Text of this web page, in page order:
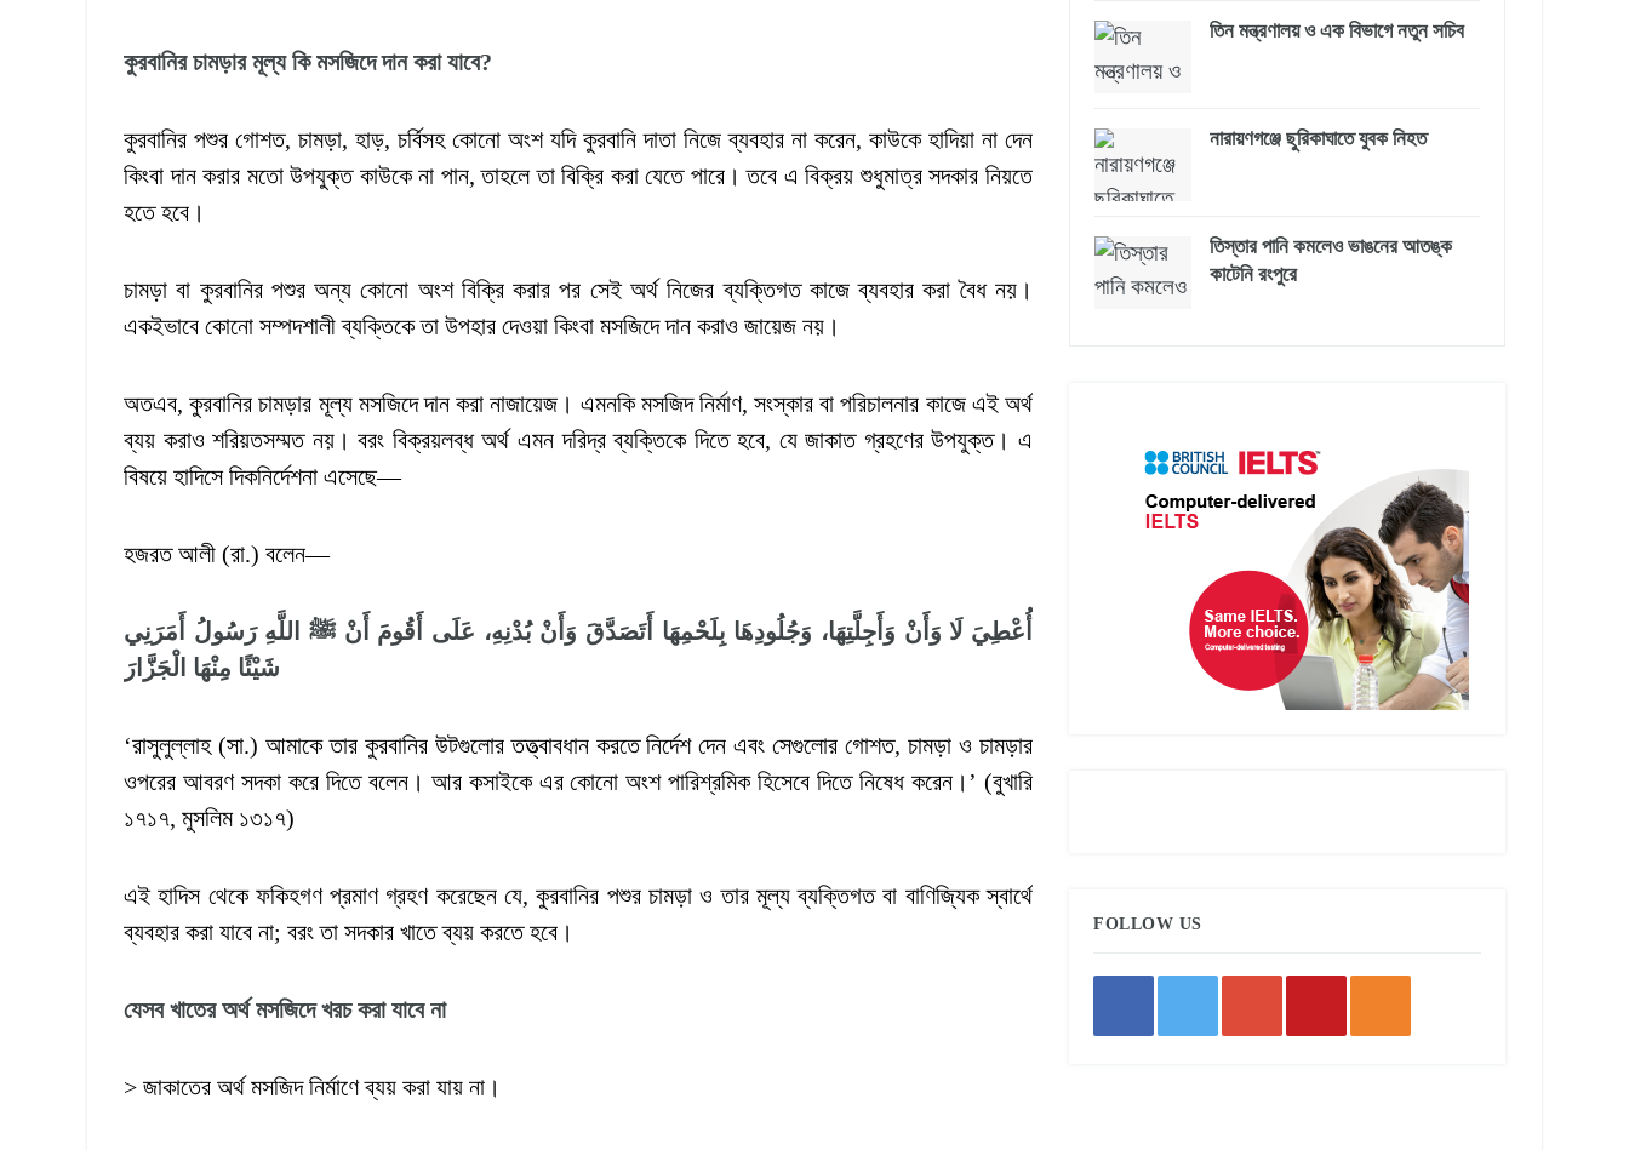
কুরবানির চামড়ার মূল্য কি মসজিদে দান করা যাবে?
কুরবানির পশুর গোশত, চামড়া, হাড়, চর্বিসহ কোনো অংশ যদি কুরবানি দাতা নিজে ব্যবহার না করেন, কাউকে হাদিয়া না দেন
কিংবা দান করার মতো উপযুক্ত কাউকে না পান, তাহলে তা বিক্রি করা যেতে পারে। তবে এ বিক্রয় শুধুমাত্র সদকার নিয়তে
হতে হবে।
চামড়া বা কুরবানির পশুর অন্য কোনো অংশ বিক্রি করার পর সেই অর্থ নিজের ব্যক্তিগত কাজে ব্যবহার করা বৈধ নয়।
একইভাবে কোনো সম্পদশালী ব্যক্তিকে তা উপহার দেওয়া কিংবা মসজিদে দান করাও জায়েজ নয়।
অতএব, কুরবানির চামড়ার মূল্য মসজিদে দান করা নাজায়েজ। এমনকি মসজিদ নির্মাণ, সংস্কার বা পরিচালনার কাজে এই অর্থ
ব্যয় করাও শরিয়তসম্মত নয়। বরং বিক্রয়লব্ধ অর্থ এমন দরিদ্র ব্যক্তিকে দিতে হবে, যে জাকাত গ্রহণের উপযুক্ত। এ
বিষয়ে হাদিসে দিকনির্দেশনা এসেছে—
হজরত আলী (রা.) বলেন—
أَمَرَنِي رَسُولُ اللَّهِ ﷺ أَنْ أَقُومَ عَلَى بُدْنِهِ، وَأَنْ أَتَصَدَّقَ بِلَحْمِهَا وَجُلُودِهَا وَأَجِلَّتِهَا، وَأَنْ لَا أُعْطِيَ
الْجَزَّارَ
مِنْهَا شَيْئًا
‘রাসুলুল্লাহ (সা.) আমাকে তার কুরবানির উটগুলোর তত্ত্বাবধান করতে নির্দেশ দেন এবং সেগুলোর গোশত, চামড়া ও চামড়ার
ওপরের আবরণ সদকা করে দিতে বলেন। আর কসাইকে এর কোনো অংশ পারিশ্রমিক হিসেবে দিতে নিষেধ করেন।’ (বুখারি
১৭১৭, মুসলিম ১৩১৭)
এই হাদিস থেকে ফকিহগণ প্রমাণ গ্রহণ করেছেন যে, কুরবানির পশুর চামড়া ও তার মূল্য ব্যক্তিগত বা বাণিজ্যিক স্বার্থে
ব্যবহার করা যাবে না; বরং তা সদকার খাতে ব্যয় করতে হবে।
যেসব খাতের অর্থ মসজিদে খরচ করা যাবে না
> জাকাতের অর্থ মসজিদ নির্মাণে ব্যয় করা যায় না।
তিন মন্ত্রণালয় ও এক বিভাগে নতুন সচিব
নারায়ণগঞ্জে ছুরিকাঘাতে যুবক নিহত
তিস্তার পানি কমলেও ভাঙনের আতঙ্ক
কাটেনি রংপুরে
FOLLOW US